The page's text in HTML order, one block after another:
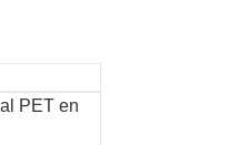
PET en